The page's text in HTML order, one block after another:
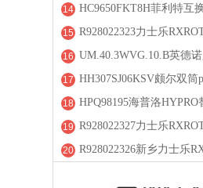
14 HC9650FKT8H菲利特互
15 R928022323力士乐
16 UM.40.3WVG.10.B英德
17 HH307SJ06KSV颇尔双筒
18 HPQ98195海普洛
19 R928022327力士乐
20 R928022326新乡力士乐